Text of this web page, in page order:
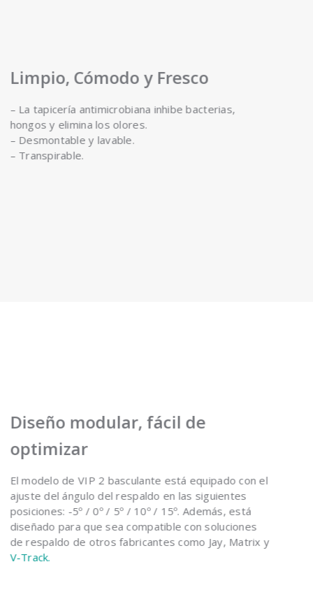
Limpio, Cómodo y Fresco
– La tapicería antimicrobiana inhibe bacterias,
hongos y elimina los olores.
– Desmontable y lavable.
– Transpirable.
Diseño modular, fácil de
optimizar
El modelo de VIP 2 basculante está equipado con el
ajuste del ángulo del respaldo en las siguientes
posiciones: -5º / 0º / 5º / 10º / 15º. Además, está
diseñado para que sea compatible con soluciones
de respaldo de otros fabricantes como Jay, Matrix y
V-Track.